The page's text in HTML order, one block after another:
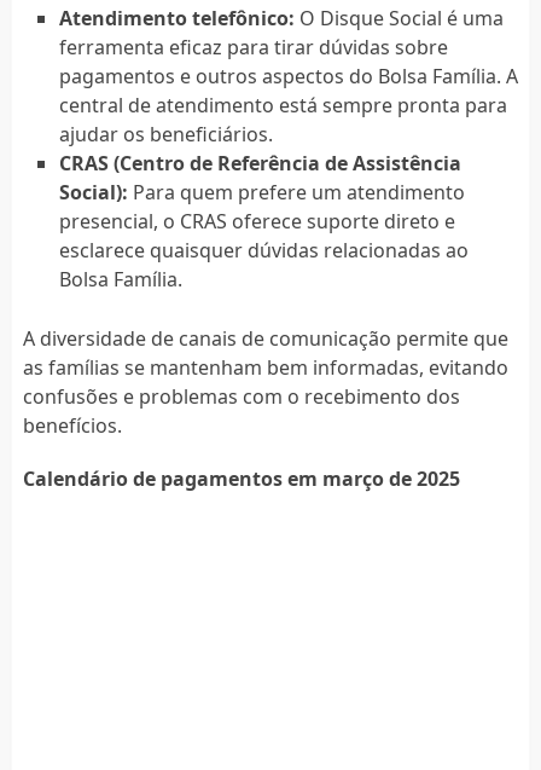
Atendimento telefônico: O Disque Social é uma
ferramenta eficaz para tirar dúvidas sobre
pagamentos e outros aspectos do Bolsa Família. A
central de atendimento está sempre pronta para
ajudar os beneficiários.
CRAS (Centro de Referência de Assistência
Social): Para quem prefere um atendimento
presencial, o CRAS oferece suporte direto e
esclarece quaisquer dúvidas relacionadas ao
Bolsa Família.
A diversidade de canais de comunicação permite que
as famílias se mantenham bem informadas, evitando
confusões e problemas com o recebimento dos
benefícios.
Calendário de pagamentos em março de 2025